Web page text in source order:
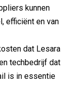
kunnen
efficiënt en van
dat Lesara
techbedrijf dat
is in essentie